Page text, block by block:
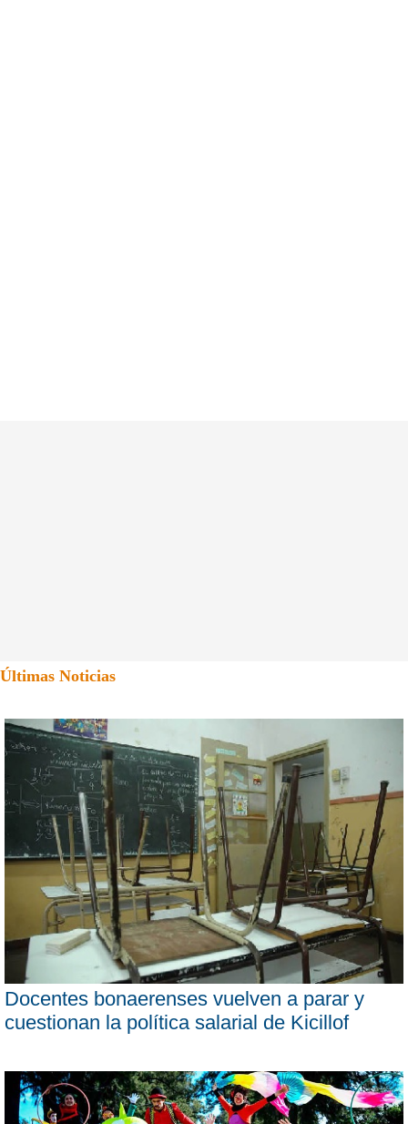
Últimas Noticias
Docentes bonaerenses vuelven a parar y
cuestionan la política salarial de Kicillof